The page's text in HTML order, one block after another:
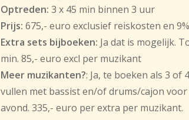
Optreden: 3 x 45 min binnen 3 uur
Prijs: 675,- euro exclusief reiskosten en
Extra sets bijboeken: Ja dat is mogelijk.
min. 85,- euro excl per muzikant
Meer muzikanten?: Ja, te boeken als 3 of
vullen met bassist en/of drums/cajon
avond. 335,- euro per extra per muzikant.